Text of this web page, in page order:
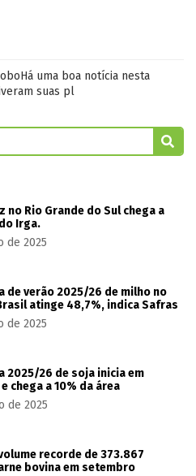
uma boa notícia nesta
suas pl
no Rio Grande do Sul chega a
Irga.
de 2025
de verão 2025/26 de milho no
atinge 48,7%, indica Safras
de 2025
2025/26 de soja inicia em
chega a 10% da área
de 2025
recorde de 373.867
bovina em setembro